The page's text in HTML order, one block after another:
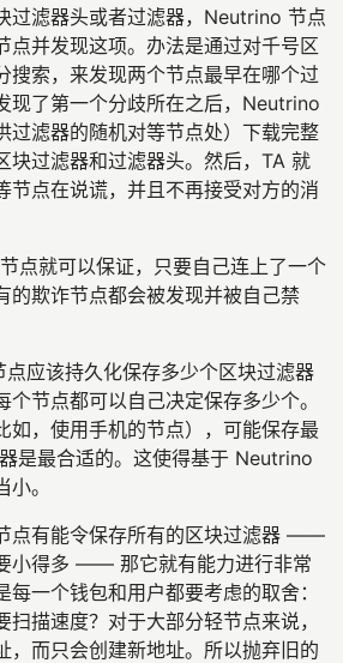
过滤器头或者过滤器，Neutrino 节点
点并发现这项。办法是通过对千号区
搜索，来发现两个节点最早在哪个过
现了第一个分歧所在之后，Neutrino
过滤器的随机对等节点处）下载完整
块过滤器和过滤器头。然后，TA 就
节点在说谎，并且不再接受对方的消
点就可以保证，只要自己连上了一个
的欺诈节点都会被发现并被自己禁
点应该持久化保存多少个区块过滤器
节点都可以自己决定保存多少个。
如，使用手机的节点），可能保存最
是最合适的。这使得基于 Neutrino
。
点有能令保存所有的区块过滤器 ——
小得多 —— 那它就有能力进行非常
一个钱包和用户都要考虑的取舍：
描速度？对于大部分轻节点来说，
，而只会创建新地址。所以抛弃旧的